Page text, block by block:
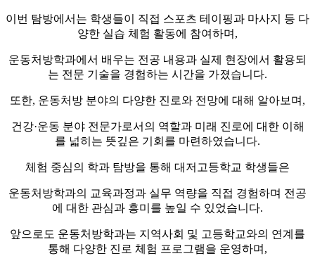
이번 탐방에서는 학생들이 직접 스포츠 테이핑과 마사지 등 다
양한 실습 체험 활동에 참여하며,
운동처방학과에서 배우는 전공 내용과 실제 현장에서 활용되
는 전문 기술을 경험하는 시간을 가졌습니다.
또한, 운동처방 분야의 다양한 진로와 전망에 대해 알아보며,
건강·운동 분야 전문가로서의 역할과 미래 진로에 대한 이해
를 넓히는 뜻깊은 기회를 마련하였습니다.
체험 중심의 학과 탐방을 통해 대저고등학교 학생들은
운동처방학과의 교육과정과 실무 역량을 직접 경험하며 전공
에 대한 관심과 흥미를 높일 수 있었습니다.
앞으로도 운동처방학과는 지역사회 및 고등학교와의 연계를
통해 다양한 진로 체험 프로그램을 운영하며,